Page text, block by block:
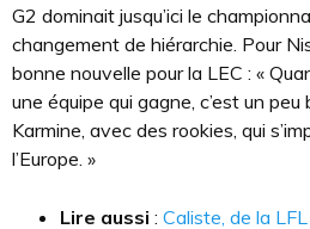
G2 dominait jusqu’ici le
changement de hiérarchie. Pour
bonne nouvelle pour la LEC : «
une équipe qui gagne, c’est un peu
Karmine, avec des rookies, qui
l’Europe. »
Lire aussi : Caliste, de la LFL